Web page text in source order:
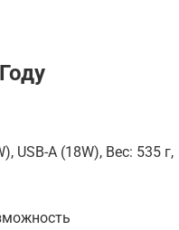
USB-A (18W), Вес: 535 г,